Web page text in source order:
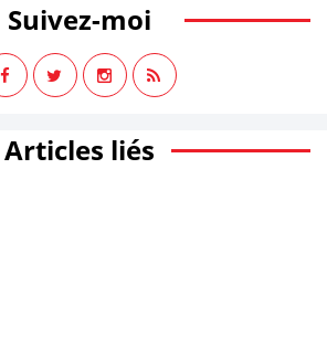
Suivez-moi
Articles liés